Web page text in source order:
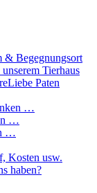
& Begegnungsort
unserem Tierhaus
Liebe Paten
…
…
…
Kosten usw.
haben?